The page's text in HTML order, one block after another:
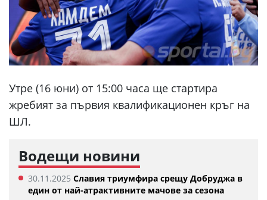
Утре (16 юни) от 15:00 часа ще стартира
жребият за първия квалификационен кръг на
ШЛ.
Водещи новини
30.11.2025 Славия триумфира срещу Добруджа в
един от най-атрактивните мачове за сезона